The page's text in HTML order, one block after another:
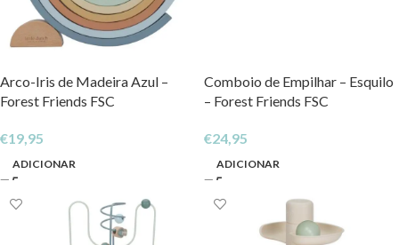
Arco-Iris de Madeira Azul –
Forest Friends FSC
€19,95
ADICIONAR
Comboio de Empilhar – Esquilo
– Forest Friends FSC
€24,95
ADICIONAR